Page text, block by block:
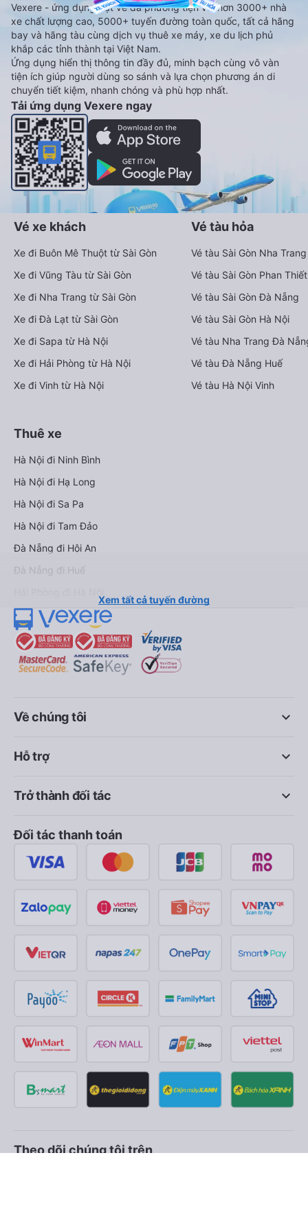
Vexere - ứng dụng đặt vé đa phương tiện với hơn 3000+ nhà
xe chất lượng cao, 5000+ tuyến đường toàn quốc, tất cả hãng
bay và hãng tàu cùng dịch vụ thuê xe máy, xe du lịch phủ
khắp các tỉnh thành tại Việt Nam.
Ứng dụng hiển thị thông tin đầy đủ, minh bạch cùng vô vàn
tiện ích giúp người dùng so sánh và lựa chọn phương án di
chuyển tiết kiệm, nhanh chóng và phù hợp nhất.
Tải ứng dụng Vexere ngay
Vé xe khách
Xe đi Buôn Mê Thuột từ Sài Gòn
Xe đi Vũng Tàu từ Sài Gòn
Xe đi Nha Trang từ Sài Gòn
Xe đi Đà Lạt từ Sài Gòn
Xe đi Sapa từ Hà Nội
Xe đi Hải Phòng từ Hà Nội
Xe đi Vinh từ Hà Nội
Vé tàu hỏa
Vé tàu Sài Gòn Nha Trang
Vé tàu Sài Gòn Phan Thiết
Vé tàu Sài Gòn Đà Nẵng
Vé tàu Sài Gòn Hà Nội
Vé tàu Nha Trang Đà
Vé tàu Đà Nẵng Huế
Vé tàu Hà Nội Vinh
Thuê xe
Hà Nội đi Ninh Bình
Hà Nội đi Hạ Long
Hà Nội đi Sa Pa
Hà Nội đi Tam Đảo
Đà Nẵng đi Hội An
Đà Nẵng đi Huế
Xem tất cả tuyến đường
keyboard_arrow_down
Về chúng tôi
keyboard_arrow_down
Hỗ trợ
keyboard_arrow_down
Trở thành đối tác
Đối tác thanh toán
Theo dõi chúng tôi trên